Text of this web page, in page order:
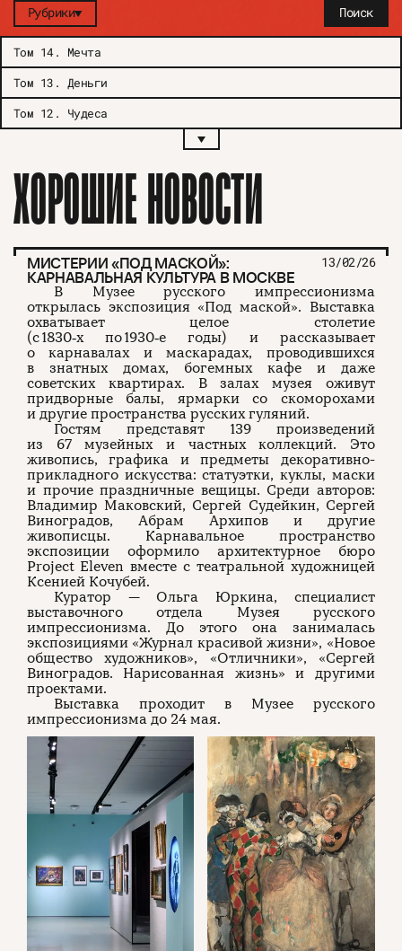
Поиск
Рубрики
Том 14.
Мечта
Том 13 . Деньги
Том 12 . Чудеса
ХОРОШИЕ НОВОСТИ
МИСТЕРИИ «ПОД МАСКОЙ»:
КАРНАВАЛЬНАЯ КУЛЬТУРА В МОСКВЕ
13/02/26
В Музее русского импрессионизма
открылась экспозиция «Под маской». Выставка
охватывает целое столетие
(с 1830‑х по 1930‑е годы) и рассказывает
о карнавалах и маскарадах, проводившихся
в знатных домах, богемных кафе и даже
советских квартирах. В залах музея оживут
придворные балы, ярмарки со скоморохами
и другие пространства русских гуляний.
Гостям представят 139 произведений
из 67 музейных и частных коллекций. Это
живопись, графика и предметы декоративно-
прикладного искусства: статуэтки, куклы, маски
и прочие праздничные вещицы. Среди авторов:
Владимир Маковский, Сергей Судейкин, Сергей
Виноградов, Абрам Архипов и другие
живописцы. Карнавальное пространство
экспозиции оформило архитектурное бюро
Project Eleven вместе с театральной художницей
Ксенией Кочубей.
Куратор — Ольга Юркина, специалист
выставочного отдела Музея русского
импрессионизма. До этого она занималась
экспозициями «Журнал красивой жизни», «Новое
общество художников», «Отличники», «Сергей
Виноградов. Нарисованная жизнь» и другими
проектами.
Выставка проходит в Музее русского
импрессионизма до 24 мая.